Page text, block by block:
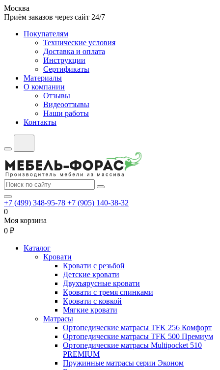
Москва
Приём заказов через сайт 24/7
Покупателям
Технические условия
Доставка и оплата
Инструкции
Сертификаты
Материалы
О компании
Отзывы
Видеоотзывы
Наши работы
Контакты
+7 (499) 348-95-78 +7 (905) 140-38-32
0
Моя корзина
0 ₽
Каталог
Кровати
Кровати с резьбой
Детские кровати
Двухъярусные кровати
Кровати с тремя спинками
Кровати с ковкой
Мягкие кровати
Матрасы
Ортопедические матрасы TFK 256 Комфорт
Ортопедические матрасы TFK 500 Премиум
Ортопедические матрасы Multipocket 510
PREMIUM
Пружинные матрасы серии Эконом